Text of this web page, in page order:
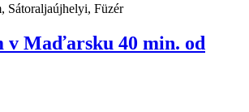
Sátoraljaújhelyi, Füzér
v Maďarsku 40 min. od